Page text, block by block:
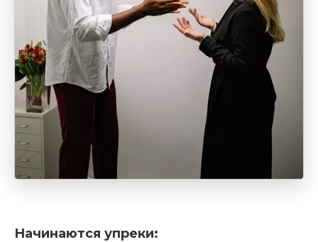
Начинаются упреки: